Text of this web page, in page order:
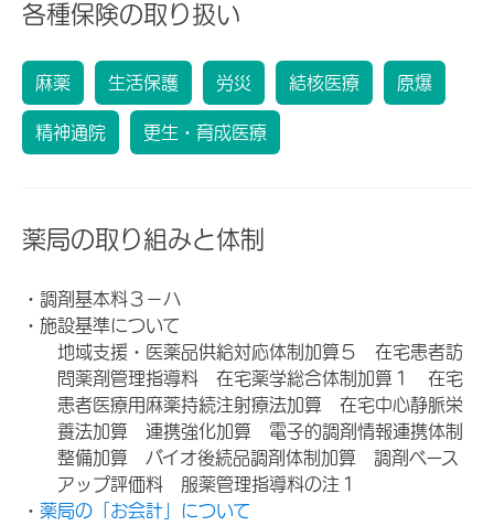
各種保険の取り扱い
麻薬 生活保護 労災 結核医療 原爆
精神通院 更生・育成医療
薬局の取り組みと体制
・調剤基本料３－ハ
・施設基準について
地域支援・医薬品供給対応体制加算５ 在宅患者訪
問薬剤管理指導料 在宅薬学総合体制加算１ 在宅
患者医療用麻薬持続注射療法加算 在宅中心静脈栄
養法加算 連携強化加算 電子的調剤情報連携体制
整備加算 バイオ後続品調剤体制加算 調剤ベース
アップ評価料 服薬管理指導料の注１
・ 薬局の「お会計」について